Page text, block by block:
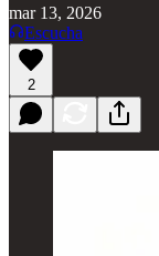
mar 13, 2026
Escucha
2